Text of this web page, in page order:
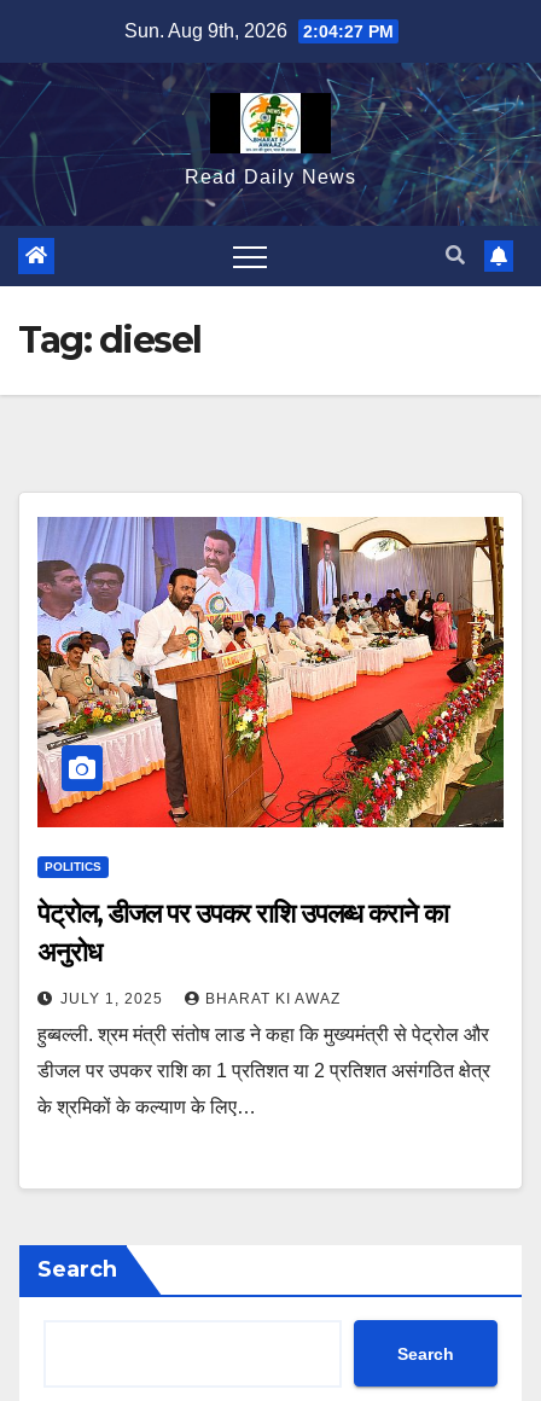
content
Sun. Aug 9th, 2026 2:04:28 PM
Read Daily News
Tag:diesel
POLITICS
पेट्रोल, डीजल पर उपकर राशि उपलब्ध कराने का
अनुरोध
JULY 1, 2025 BHARAT KI AWAZ
हुब्बल्ली. श्रम मंत्री संतोष लाड ने कहा कि मुख्यमंत्री से पेट्रोल और
डीजल पर उपकर राशि का 1 प्रतिशत या 2 प्रतिशत असंगठित क्षेत्र
के श्रमिकों के कल्याण के लिए…
Search
Search